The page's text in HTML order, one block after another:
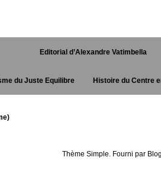
Editorial d’Alexandre Vatimbella
du Juste Equilibre Histoire du Centre
Thème Simple. Fourni par